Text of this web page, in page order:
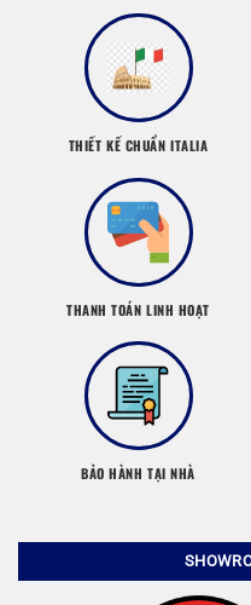
THIẾT KẾ CHUẨN ITALIA
THANH TOÁN LINH HOẠT
BẢO HÀNH TẠI NHÀ